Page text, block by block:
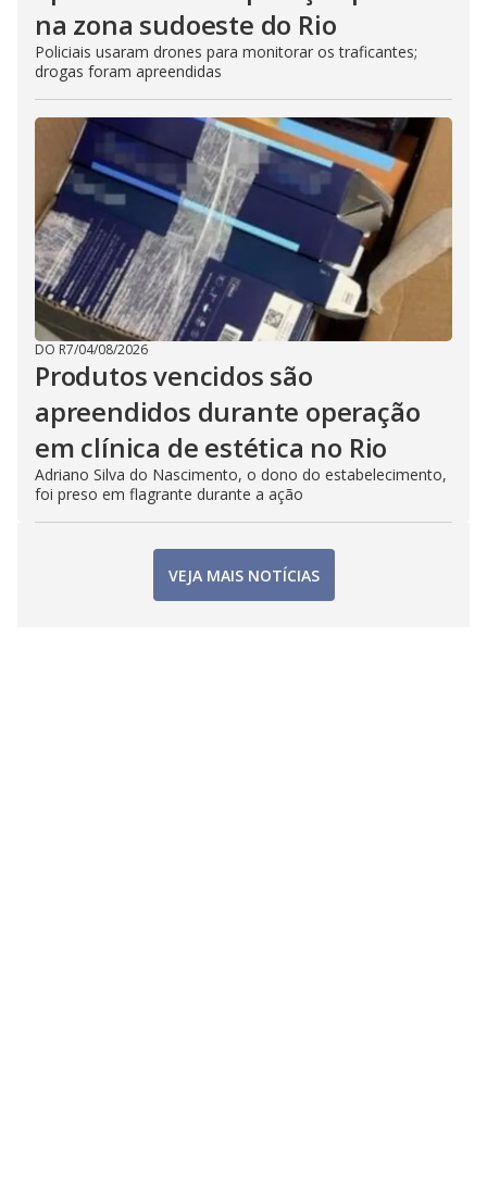
na zona sudoeste do Rio
Policiais usaram drones para monitorar os traficantes;
drogas foram apreendidas
DO R7/04/08/2026
Produtos vencidos são
apreendidos durante operação
em clínica de estética no Rio
Adriano Silva do Nascimento, o dono do estabelecimento,
foi preso em flagrante durante a ação
VEJA MAIS NOTÍCIAS